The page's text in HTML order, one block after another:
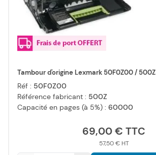
Tambour d'origine Lexmark 50F0Z00 / 500Z
Réf : 50F0Z00
Référence fabricant : 500Z
Capacité en pages (à 5%) : 60000
69,00 €
57,50 €